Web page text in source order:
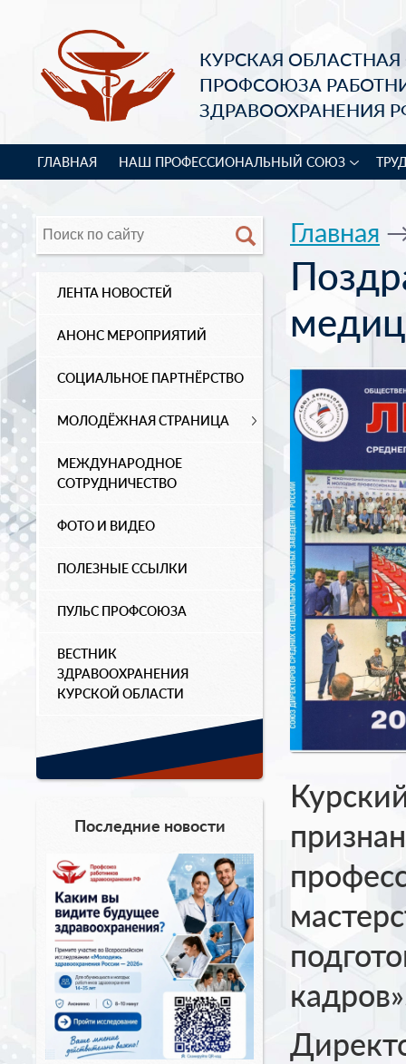
КУРСКАЯ
ПРОФСОЮЗА
ЗДРАВООХРАНЕНИЯ
ГЛАВНАЯ НАШ ПРОФЕССИОНАЛЬНЫЙ СОЮЗ
ЛЕНТА НОВОСТЕЙ
АНОНС МЕРОПРИЯТИЙ
СОЦИАЛЬНОЕ ПАРТНЁРСТВО
МОЛОДЁЖНАЯ СТРАНИЦА
МЕЖДУНАРОДНОЕ
СОТРУДНИЧЕСТВО
ФОТО И ВИДЕО
ПОЛЕЗНЫЕ ССЫЛКИ
ПУЛЬС ПРОФСОЮЗА
ВЕСТНИК
ЗДРАВООХРАНЕНИЯ
КУРСКОЙ ОБЛАСТИ
Последние новости
Главная